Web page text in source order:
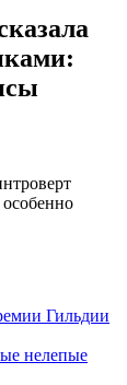
Гильдии
нелепые